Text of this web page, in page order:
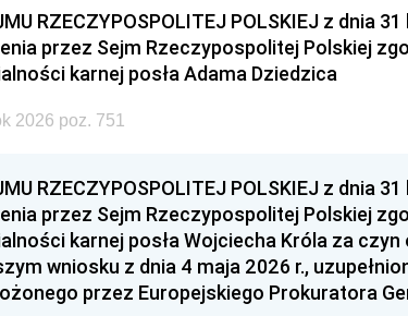
RZECZYPOSPOLITEJ POLSKIEJ z dnia
przez Sejm Rzeczypospolitej Polskiej
karnej posła Adama Dziedzica
2026 poz. 751
RZECZYPOSPOLITEJ POLSKIEJ z dnia
przez Sejm Rzeczypospolitej Polskiej
karnej posła Wojciecha Króla za
wniosku z dnia 4 maja 2026 r.,
przez Europejskiego Prokuratora